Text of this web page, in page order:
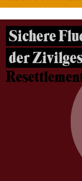
Sichere
der